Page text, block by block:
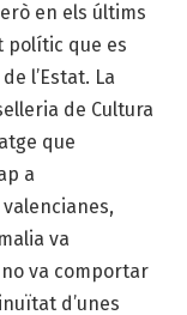
en els últims
polític que es
l’Estat. La
de Cultura
que
a
va
va comportar
d’unes